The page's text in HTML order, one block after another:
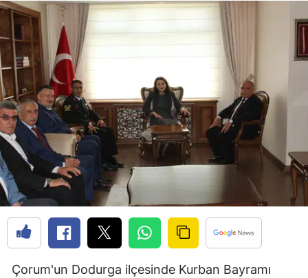
Çanakkale
Çankırı
Çorum
Denizli
Diyarbakır
Edirne
Erzincan
Erzurum
Eskişehir
Çorum'un Dodurga ilçesinde Kurban Bayramı